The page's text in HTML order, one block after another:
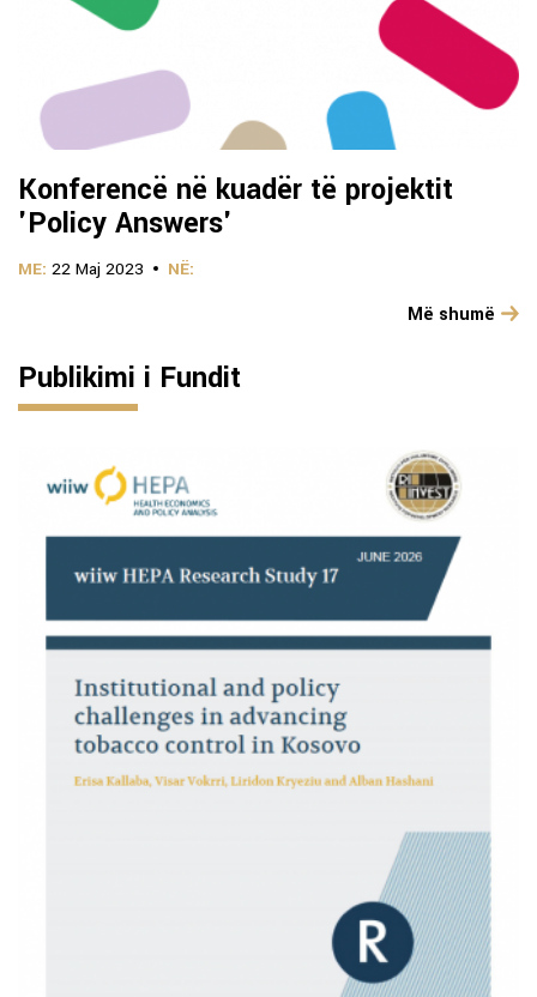
Konferencë në kuadër të projektit
'Policy Answers'
ME: 22 Maj 2023 NË:
Më shumë
Publikimi i Fundit